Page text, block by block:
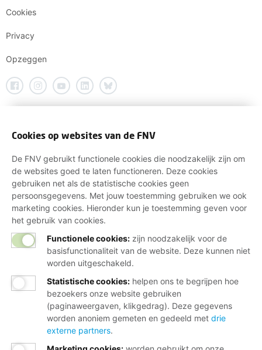
Cookies
Privacy
Opzeggen
Cookies op websites van de FNV
De FNV gebruikt functionele cookies die noodzakelijk zijn om
de websites goed te laten functioneren. Deze cookies
gebruiken net als de statistische cookies geen
persoonsgegevens. Met jouw toestemming gebruiken we ook
marketing cookies. Hieronder kun je toestemming geven voor
het gebruik van cookies.
Functionele cookies: zijn noodzakelijk voor de
basisfunctionaliteit van de website. Deze kunnen niet
worden uitgeschakeld.
Statistische cookies: helpen ons te begrijpen hoe
bezoekers onze website gebruiken
(paginaweergaven, klikgedrag). Deze gegevens
worden anoniem gemeten en gedeeld met drie
externe partners.